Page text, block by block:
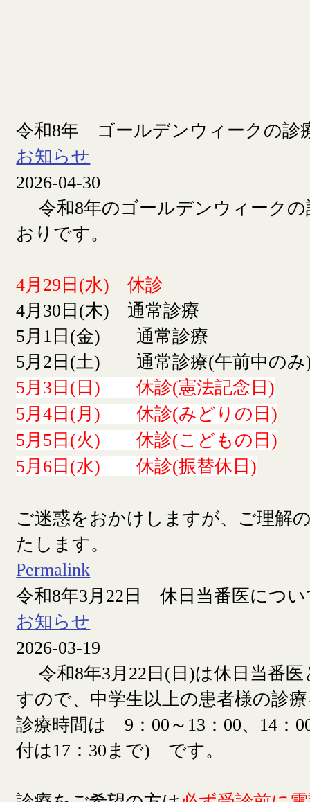
令和8年 ゴールデンウィークの診
お知らせ
2026-04-30
令和8年のゴールデンウィークの
おりです。
4月29日(水) 休診
4月30日(木) 通常診療
5月1日(金) 通常診療
5月2日(土) 通常診療(午前中のみ
5月3日(日) 休診(憲法記念日)
5月4日(月) 休診(みどりの日)
5月5日(火) 休診(こどもの日)
5月6日(水) 休診(振替休日)
ご迷惑をおかけしますが、ご理解
たします。
Permalink
令和8年3月22日 休日当番医につい
お知らせ
2026-03-19
令和8年3月22日(日)は休日当番
すので、中学生以上の患者様の診
診療時間は 9：00～13：00、14：
付は17：30まで) です。